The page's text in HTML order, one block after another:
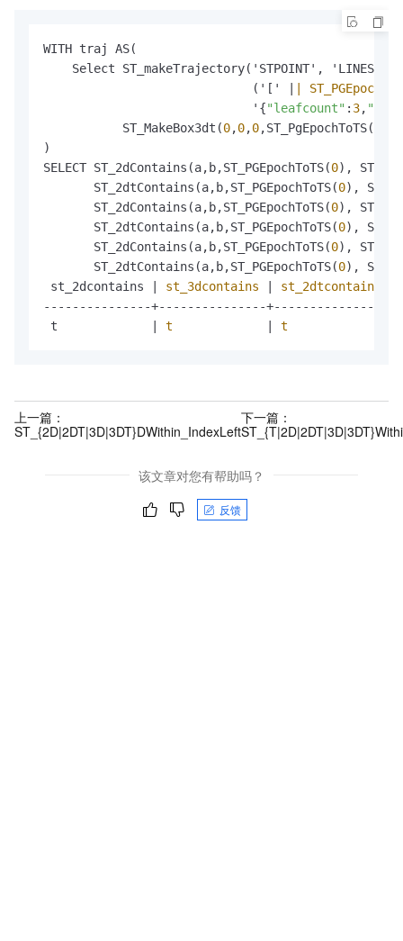
WITH traj AS(
Select ST_makeTrajectory('STPOINT',
                             ('[' |
|
                             '{
"leafcount" : 3,
           ST_MakeBox3dt(
0,0,0,ST_PgEpochToTS(
)
SELECT ST_2dContains(a,b,ST_PGEpochToTS(0),
       ST_2dtContains(a,b,ST_PGEpochToTS(
0),
       ST_2dContains(a,b,ST_PGEpochToTS(
0),
       ST_2dtContains(a,b,ST_PGEpochToTS(
0),
       ST_2dContains(a,b,ST_PGEpochToTS(
0),
       ST_2dtContains(a,b,ST_PGEpochToTS(
0),
st_2dcontains | st_3dcontains | st_2dtcontains
---------------+---------------+----------------
t             | t
             |
t
上一篇：
ST_{2D|2DT|3D|3DT}DWithin_IndexLeft
下一篇：
该文章对您有帮助吗？
反馈